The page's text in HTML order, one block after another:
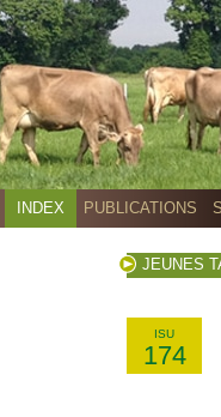
INDEX PUBLICATIONS
JEUNES
ISU
174